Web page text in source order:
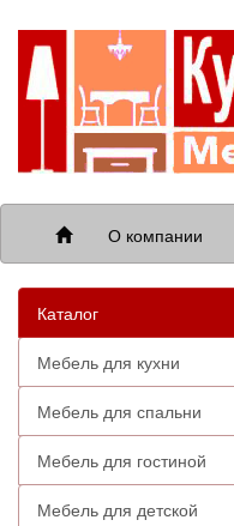
О компании
Каталог
Мебель для кухни
Мебель для спальни
Мебель для гостиной
Мебель для детской